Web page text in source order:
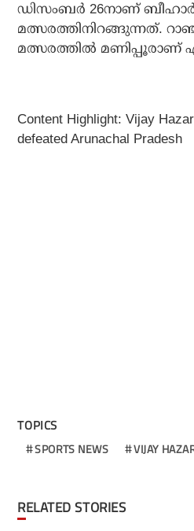
ഡിസംബര്‍ 26നാണ്
മത്സരത്തിനിറങ്ങുന്നത്.
മത്സരത്തില്‍ മണിപ്പൂരാണ്
Content Highlight: Vijay
defeated Arunachal Pradesh
TOPICS
SPORTS NEWS VIJAY
RELATED STORIES